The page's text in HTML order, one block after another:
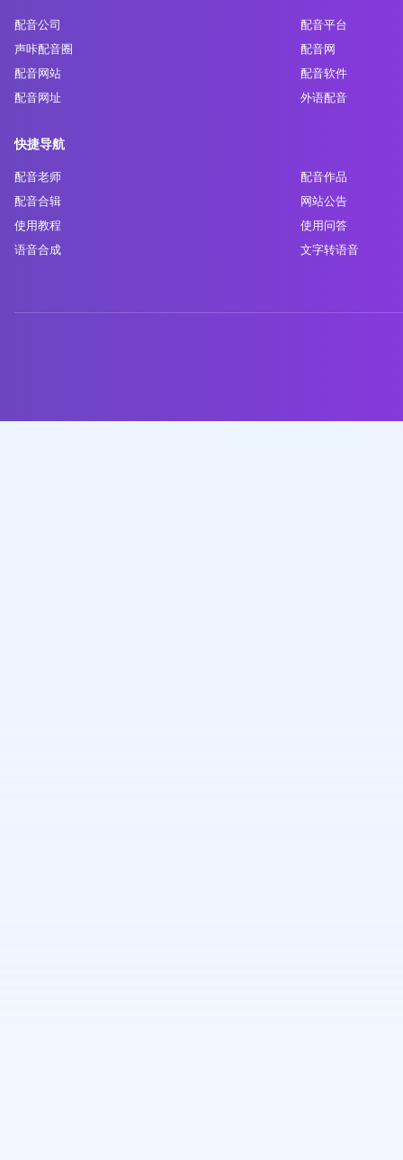
配音公司
配音平台
声咔配音圈
配音网
配音网站
配音软件
配音网址
外语配音
快捷导航
配音老师
配音作品
配音合辑
网站公告
使用教程
使用问答
语音合成
文字转语音